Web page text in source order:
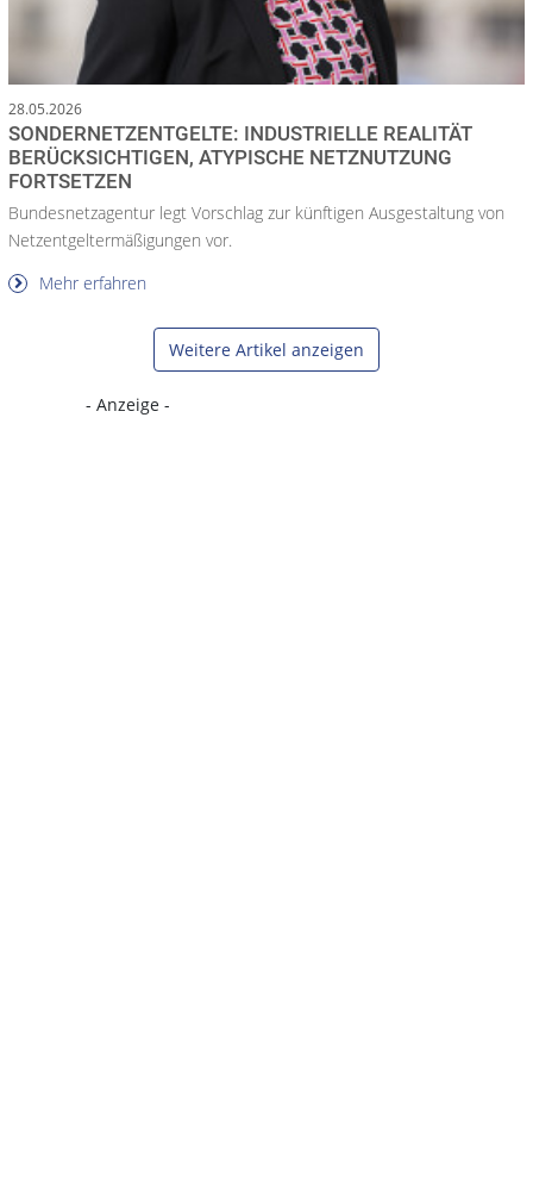
28.05.2026
SONDERNETZENTGELTE: INDUSTRIELLE REALITÄT
BERÜCKSICHTIGEN, ATYPISCHE NETZNUTZUNG
FORTSETZEN
Bundesnetzagentur legt Vorschlag zur künftigen Ausgestaltung von
Netzentgeltermäßigungen vor.
Mehr erfahren
Weitere Artikel anzeigen
- Anzeige -